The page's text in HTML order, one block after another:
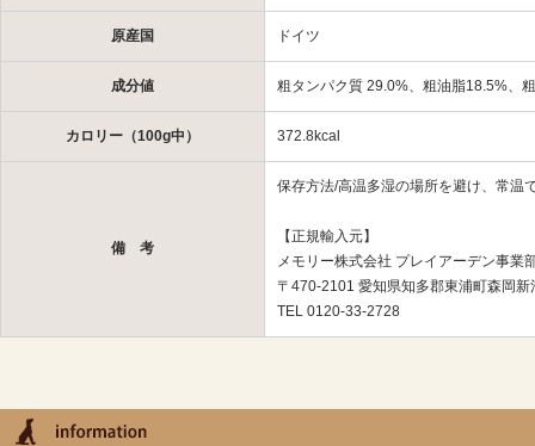
原産国 ドイツ
成分値 粗タンパク質 29.0%、粗油脂18.5%、
カロリー（100g中） 372.8kcal
備 考
保存方法/高温多湿の場所を避け、常温
【正規輸入元】
メモリー株式会社 プレイアーデン事業
〒470-2101 愛知県知多郡東浦町森岡新
TEL 0120-33-2728